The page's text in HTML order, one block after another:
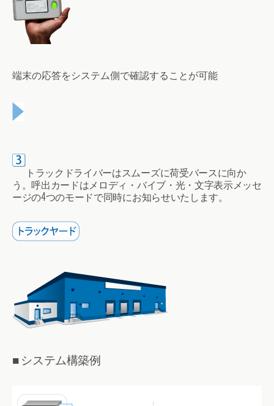
端末の応答をシステム側で確認することが可能
トラックドライバーはスムーズに荷受バースに向か
う。呼出カードはメロディ・バイブ・光・文字表示メッセ
ージの4つのモードで同時にお知らせいたします。
■ システム構築例